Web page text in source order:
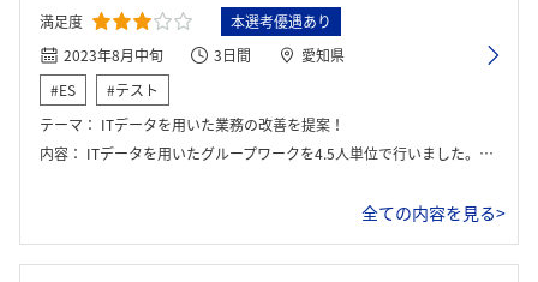
満足度
本選考優遇あり
2023年8月中旬
3日間
愛知県
#ES
#テスト
テーマ： ITデータを用いた業務の改善を提案！
内容： ITデータを用いたグループワークを4.5人単位で行いました。その後、パワポを用いて社員さんの前でプレゼンを行いました。 また、オフィスの工場見学や座談会も組まれており、社員の方と交流し肌で雰囲気を感じることが出来るものもありました。
全ての内容を見る>